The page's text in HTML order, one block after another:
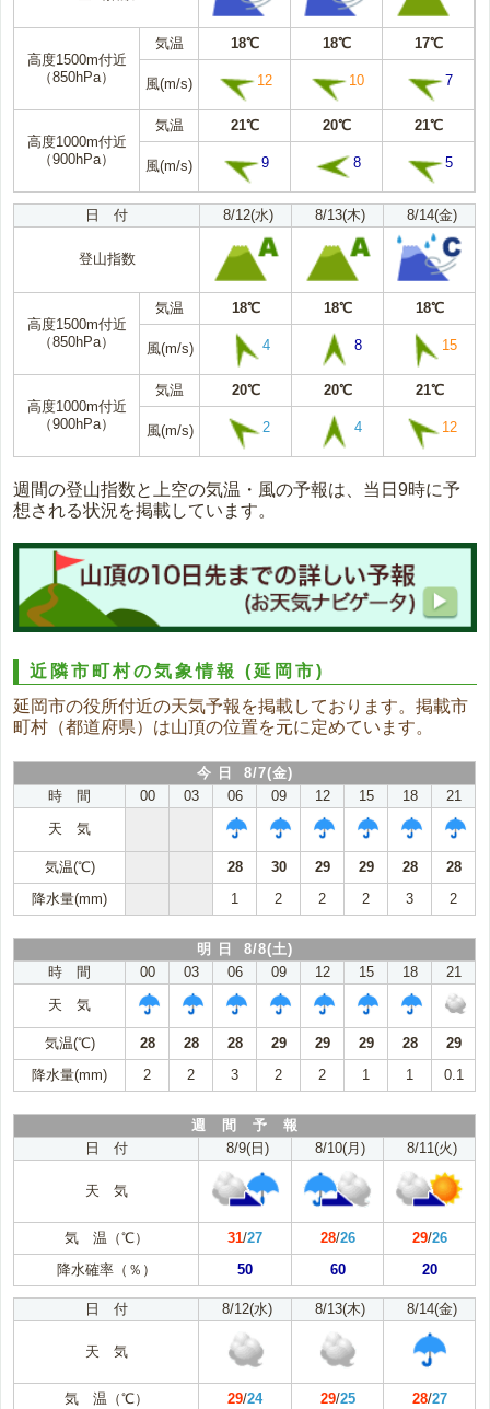
高度1500m付近
（850hPa）
気温 18℃ 18℃ 17℃
風(m/s) 12 10 7
高度1000m付近
（900hPa）
気温 21℃ 20℃ 21℃
風(m/s) 9 8 5
日 付 8/12(水) 8/13(木) 8/14(金)
登山指数
高度1500m付近
（850hPa）
気温 18℃ 18℃ 18℃
風(m/s) 4 8 15
高度1000m付近
（900hPa）
気温 20℃ 20℃ 21℃
風(m/s) 2 4 12
週間の登山指数と上空の気温・風の予報は、当日9時に予
想される状況を掲載しています。
近隣市町村の気象情報(延岡市)
延岡市の役所付近の天気予報を掲載しております。掲載市
町村（都道府県）は山頂の位置を元に定めています。
今 日 8/7(金)
時 間
00 03 06 09 12 15 18
21
天 気
気温(℃) 28 30 29 29 28
28
降水量(mm)
1 2 2 2 3 2
明 日 8/8(土)
時 間
00 03 06 09 12 15 18
21
天 気
気温(℃) 28 28 28 29 29 29 28
29
降水量(mm)
2 2 3 2 2 1 1 0.1
週 間 予 報
日 付
8/9(日) 8/10(月) 8/11(火)
天 気
気 温（℃） 31/27 28/26 29/26
降水確率（％）
50 60 20
日 付 8/12(水) 8/13(木) 8/14(金)
天 気
気 温（℃） 29/24 29/25 28/27